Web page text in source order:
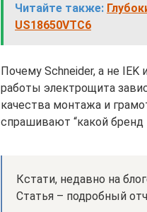
Читайте также:
US18650VTC6
Почему Schneider, а не IEK
работы электрощита
качества монтажа и
спрашивают “какой бренд
Кстати, недавно на
Статья – подробный